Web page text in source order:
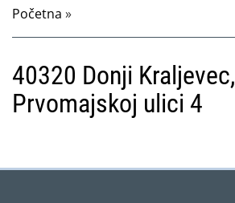
Početna »
40320 Donji Kraljevec,
Prvomajskoj ulici 4